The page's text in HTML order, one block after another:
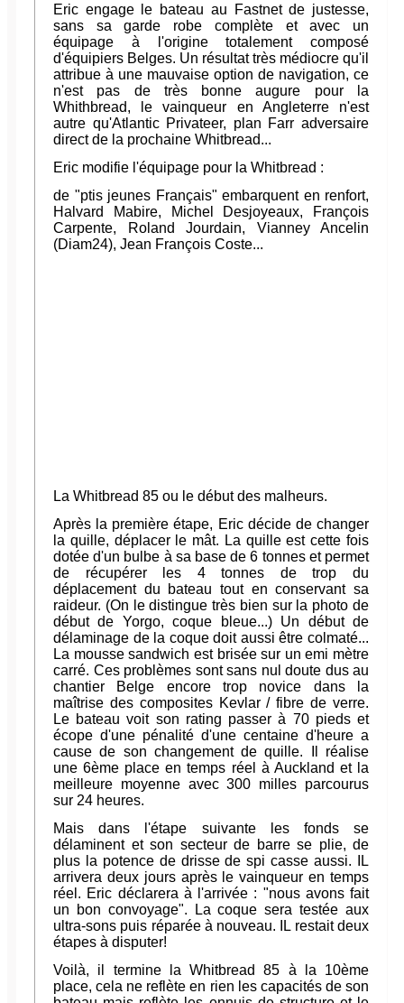
Eric engage le bateau au Fastnet de justesse,
sans sa garde robe complète et avec un
équipage à l'origine totalement composé
d'équipiers Belges. Un résultat très médiocre qu'il
attribue à une mauvaise option de navigation, ce
n'est pas de très bonne augure pour la
Whithbread, le vainqueur en Angleterre n'est
autre qu'Atlantic Privateer, plan Farr adversaire
direct de la prochaine Whitbread...
Eric modifie l'équipage pour la Whitbread :
de "ptis jeunes Français" embarquent en renfort,
Halvard Mabire, Michel Desjoyeaux, François
Carpente, Roland Jourdain, Vianney Ancelin
(Diam24), Jean François Coste...
La Whitbread 85 ou le début des malheurs.
Après la première étape, Eric décide de changer
la quille, déplacer le mât. La quille est cette fois
dotée d'un bulbe à sa base de 6 tonnes et permet
de récupérer les 4 tonnes de trop du
déplacement du bateau tout en conservant sa
raideur. (On le distingue très bien sur la photo de
début de Yorgo, coque bleue...) Un début de
délaminage de la coque doit aussi être colmaté...
La mousse sandwich est brisée sur un emi mètre
carré. Ces problèmes sont sans nul doute dus au
chantier Belge encore trop novice dans la
maîtrise des composites Kevlar / fibre de verre.
Le bateau voit son rating passer à 70 pieds et
écope d'une pénalité d'une centaine d'heure a
cause de son changement de quille. Il réalise
une 6ème place en temps réel à Auckland et la
meilleure moyenne avec 300 milles parcourus
sur 24 heures.
Mais dans l'étape suivante les fonds se
délaminent et son secteur de barre se plie, de
plus la potence de drisse de spi casse aussi. IL
arrivera deux jours après le vainqueur en temps
réel. Eric déclarera à l'arrivée : "nous avons fait
un bon convoyage". La coque sera testée aux
ultra-sons puis réparée à nouveau. IL restait deux
étapes à disputer!
Voilà, il termine la Whitbread 85 à la 10ème
place, cela ne reflète en rien les capacités de son